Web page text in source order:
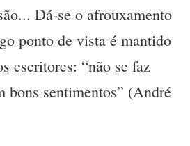
Dá-se o afrouxamento
ponto de vista é mantido
escritores: “não se faz
bons sentimentos” (André